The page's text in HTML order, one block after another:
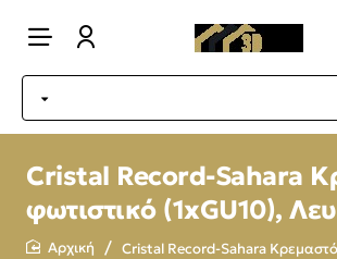
Cristal Record-Sahara
φωτιστικό (1xGU10),
Cristal Record-Sahara